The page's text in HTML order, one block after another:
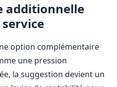
additionnelle
option complémentaire
une pression
la suggestion devient un